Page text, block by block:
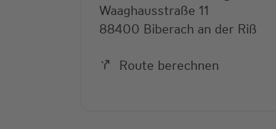
Waaghausstraße 11
88400 Biberach an der Riß
Route berechnen